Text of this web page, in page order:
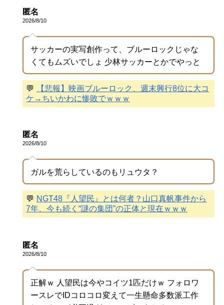
匿名
2026/8/10
サッカーの実写創作って、ブルーロックじゃな
くてもムズいでしょ 少林サッカーとかでやっと
💬
【悲報】映画ブルーロック、週末興行8位に大コ
ケ→ちいかわに惨敗でｗｗｗ
匿名
2026/8/10
ガルを荒らしているのもリュウタ？
💬 NGT48『人望民』とは何者？山口真帆事件から
7年、今も続く“謎の集団”の正体と現在ｗｗｗ
匿名
2026/8/10
正解ｗ 人望民は今やコイツ1匹だけｗ フォロワ
ースレでIDコロコロ変えて一生懸命多数派工作